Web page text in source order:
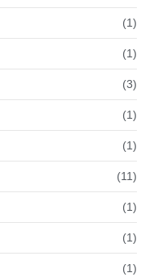
(1)
(1)
(3)
(1)
(1)
(11)
(1)
(1)
(1)